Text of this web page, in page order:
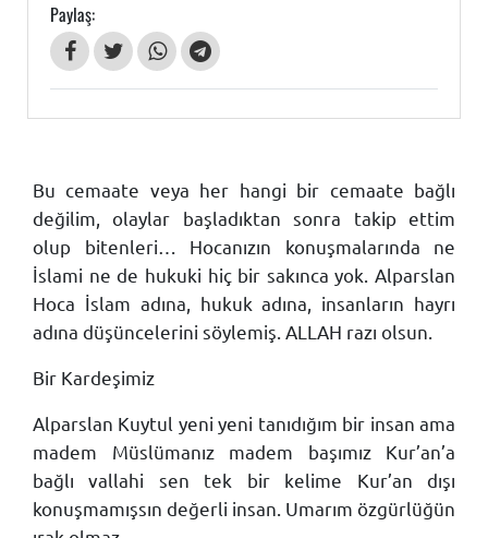
Paylaş:
Bu cemaate veya her hangi bir cemaate bağlı
değilim, olaylar başladıktan sonra takip ettim
olup bitenleri… Hocanızın konuşmalarında ne
İslami ne de hukuki hiç bir sakınca yok. Alparslan
Hoca İslam adına, hukuk adına, insanların hayrı
adına düşüncelerini söylemiş. ALLAH razı olsun.
Bir Kardeşimiz
Alparslan Kuytul yeni yeni tanıdığım bir insan ama
madem Müslümanız madem başımız Kur’an’a
bağlı vallahi sen tek bir kelime Kur’an dışı
konuşmamışsın değerli insan. Umarım özgürlüğün